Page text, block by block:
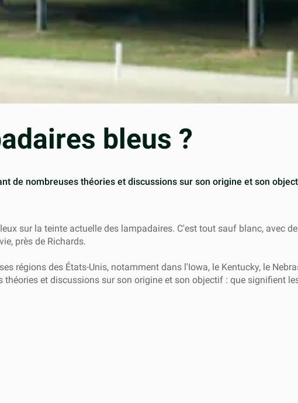
bleus ?
de nombreuses théories et discussions sur son origine et son
sur la teinte actuelle des lampadaires. C'est tout sauf blanc, avec
près de Richards.
régions des États-Unis, notamment dans l'Iowa, le Kentucky, le
et discussions sur son origine et son objectif : que signifient